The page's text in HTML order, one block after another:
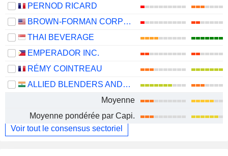
PERNOD RICARD
BROWN-FORMAN CORPORATION
THAI BEVERAGE
EMPERADOR INC.
RÉMY COINTREAU
ALLIED BLENDERS AND DISTILLERS LIMITED
Moyenne
Moyenne pondérée par Capi.
Voir tout le consensus sectoriel